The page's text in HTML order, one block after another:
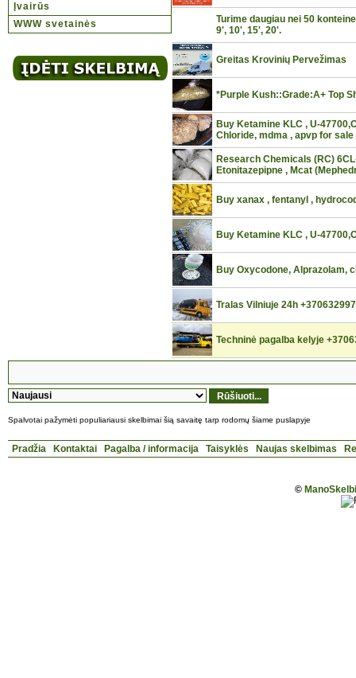
Įvairūs
WWW svetainės
Turime daugiau nei 50
9', 10', 15', 20'.
Greitas Krovinių Pervežimas
*Purple Kush::Grade:A+ Top
Buy Ketamine KLC , U-
Chloride, mdma , apvp for sale
Research Chemicals (RC)
Etonitazepipne , Mcat
Buy xanax , fentanyl ,
Buy Ketamine KLC , U-
Buy Oxycodone, Alprazolam,
Tralas Vilniuje 24h
Techninė pagalba kelyje
Spalvotai pažymėti populiariausi skelbimai šią savaitę tarp rodomų šiame puslapyje
Pradžia Kontaktai Pagalba / informacija Taisyklės Naujas skelbimas
©